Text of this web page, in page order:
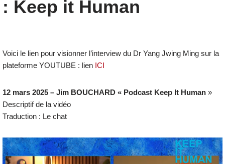
: Keep it Human
Voici le lien pour visionner l’interview du Dr Yang Jwing Ming sur la
plateforme YOUTUBE : lien ICI
12 mars 2025 – Jim BOUCHARD « Podcast Keep It Human»
Descriptif de la vidéo
Traduction : Le chat